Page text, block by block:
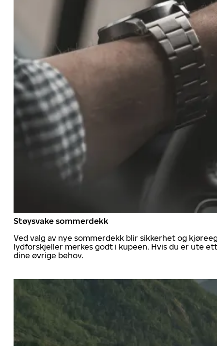
Støysvake sommerdekk
Ved valg av nye sommerdekk blir sikkerhet og
lydforskjeller merkes godt i kupeen. Hvis du er ute
dine øvrige behov.